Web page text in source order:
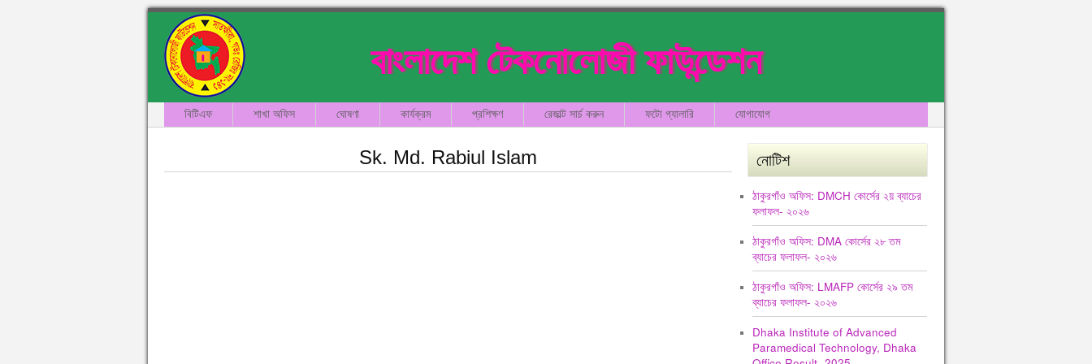
বাংলাদেশ টেকনোলোজী ফাউন্ডেশন
বিটিএফ শাখা অফিস ঘোষণা কার্যক্রম প্রশিক্ষণ রেজাল্ট সার্চ করুন ফটো গ্যালারি যোগাযোগ
Sk. Md. Rabiul Islam নোটিশ
ঠাকুরগাঁও অফিস: DMCH কোর্সের ২য় ব্যাচের
ফলাফল- ২০২৬
ঠাকুরগাঁও অফিস: DMA কোর্সের ২৮ তম
ব্যাচের ফলাফল- ২০২৬
ঠাকুরগাঁও অফিস: LMAFP কোর্সের ২৯ তম
ব্যাচের ফলাফল- ২০২৬
Dhaka Institute of Advanced
Paramedical Technology, Dhaka